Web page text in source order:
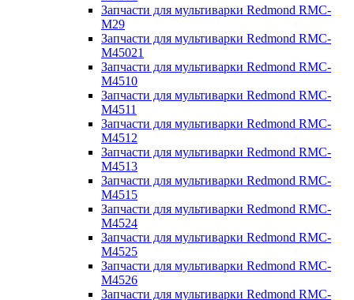
Запчасти для мультиварки Redmond RMC-
M29
Запчасти для мультиварки Redmond RMC-
M45021
Запчасти для мультиварки Redmond RMC-
M4510
Запчасти для мультиварки Redmond RMC-
M4511
Запчасти для мультиварки Redmond RMC-
M4512
Запчасти для мультиварки Redmond RMC-
M4513
Запчасти для мультиварки Redmond RMC-
M4515
Запчасти для мультиварки Redmond RMC-
M4524
Запчасти для мультиварки Redmond RMC-
M4525
Запчасти для мультиварки Redmond RMC-
M4526
Запчасти для мультиварки Redmond RMC-